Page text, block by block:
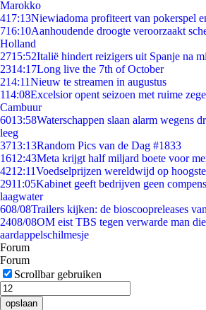
Marokko
417:13Niewiadoma profiteert van pokerspel
716:10Aanhoudende droogte veroorzaakt
Holland
2715:52Italië hindert reizigers uit Spanje na
2314:17Long live the 7th of October
214:11Nieuw te streamen in augustus
114:08Excelsior opent seizoen met ruime
Cambuur
6013:58Waterschappen slaan alarm wegens
leeg
3713:13Random Pics van de Dag #1833
1612:43Meta krijgt half miljard boete voor
4212:11Voedselprijzen wereldwijd op
2911:05Kabinet geeft bedrijven geen
laagwater
608/08Trailers kijken: de bioscoopreleases
2408/08OM eist TBS tegen verwarde man
aardappelschilmesje
Forum
Forum
Scrollbar gebruiken
opslaan